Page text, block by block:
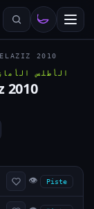
2010
الأطلس
2010
👁 Piste